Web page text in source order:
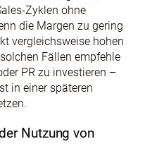
Zyklen ohne
die Margen zu gering
vergleichsweise hohen
Fällen empfehle
PR zu investieren –
in einer späteren
Nutzung von